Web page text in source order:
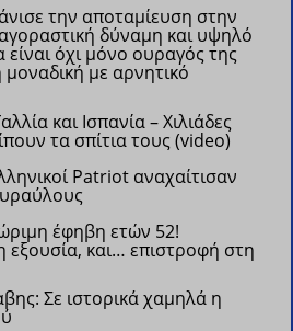
την αποταμίευση στην
δύναμη και υψηλό
όχι μόνο ουραγός της
με αρνητικό
και Ισπανία – Χιλιάδες
τα σπίτια τους (video)
Patriot αναχαίτισαν
έφηβη ετών 52!
εξουσία, και… επιστροφή στη
Σε ιστορικά χαμηλά η